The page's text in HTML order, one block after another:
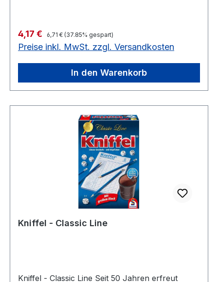
Verkaufspreis:
4,17 € Regulärer Preis:
6,71 € (37.85% gespart)
Preise inkl. MwSt. zzgl. Versandkosten
In den Warenkorb
Kniffel - Classic Line
Kniffel - Classic Line Seit 50 Jahren erfreut